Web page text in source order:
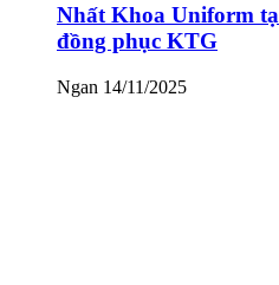
Nhất Khoa Uniform
đồng phục KTG
Ngan 14/11/2025